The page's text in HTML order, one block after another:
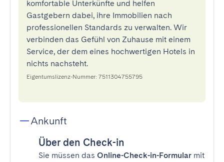
komfortable Unterkünfte und helfen
Gastgebern dabei, ihre Immobilien nach
professionellen Standards zu verwalten. Wir
verbinden das Gefühl von Zuhause mit einem
Service, der dem eines hochwertigen Hotels in
nichts nachsteht.
Eigentumslizenz-Nummer: 7511304755795
Ankunft
Über den Check-in
Sie müssen das Online-Check-in-Formular mit